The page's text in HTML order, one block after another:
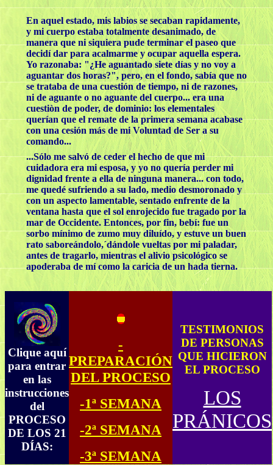
En aquel estado, mis labios se secaban rapidamente,
y mi cuerpo estaba totalmente desanimado, de
manera que ni siquiera pude terminar el paseo que
decidí dar para acalmarme y ocupar aquella espera.
Yo razonaba: "¿He aguantado siete días y no voy a
aguantar dos horas?", pero, en el fondo, sabía que no
se trataba de una cuestión de tiempo, ni de razones,
ni de aguante o no aguante del cuerpo... era una
cuestiòn de poder, de dominio: los elementales
querían que el remate de la primera semana acabase
con una cesión más de mi Voluntad de Ser a su
comando...
...Sólo me salvó de ceder el hecho de que mi
cuidadora era mi esposa, y yo no quería perder mi
dignidad frente a ella de ninguna manera... con todo,
me quedé sufriendo a su lado, medio desmoronado y
con un aspecto lamentable, sentado enfrente de la
ventana hasta que el sol enrojecido fue tragado por la
mar de Occidente. Entonces, por fin, bebí: fue un
sorbo mínimo de zumo muy diluído, y estuve un buen
rato saboreándolo,´dándole vueltas por mi paladar,
antes de tragarlo, mientras el alivio psicológico se
apoderaba de mí como la caricia de un hada tierna.
Clique aquí
para entrar
en las
instrucciones
del
PROCESO
DE LOS 21
DÍAS:
-
PREPARACIÓN
DEL PROCESO
-1ª SEMANA
-2ª SEMANA
-3ª SEMANA
TESTIMONIOS
DE PERSONAS
QUE HICIERON
EL PROCESO
LOS
PRÁNICOS